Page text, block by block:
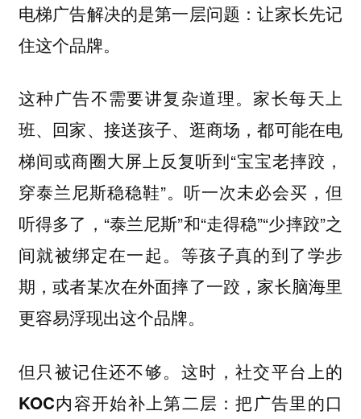
电梯广告解决的是第一层问题：让家长先记
住这个品牌。
这种广告不需要讲复杂道理。家长每天上
班、回家、接送孩子、逛商场，都可能在电
梯间或商圈大屏上反复听到“宝宝老摔跤，
穿泰兰尼斯稳稳鞋”。听一次未必会买，但
听得多了，“泰兰尼斯”和“走得稳”“少摔跤”之
间就被绑定在一起。等孩子真的到了学步
期，或者某次在外面摔了一跤，家长脑海里
更容易浮现出这个品牌。
但只被记住还不够。 这时，社交平台上的
KOC内容开始补上第二层：把广告里的口